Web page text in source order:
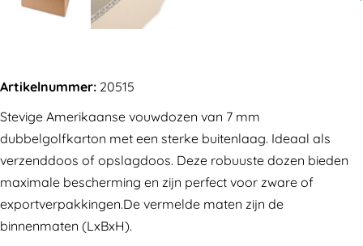
Artikelnummer: 20515
Stevige Amerikaanse vouwdozen van 7 mm
dubbelgolfkarton met een sterke buitenlaag. Ideaal als
verzenddoos of opslagdoos. Deze robuuste dozen bieden
maximale bescherming en zijn perfect voor zware of
exportverpakkingen.De vermelde maten zijn de
binnenmaten (LxBxH).